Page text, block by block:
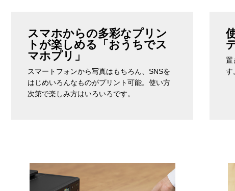
スマホからの多彩なプリン
トが楽しめる「おうちでス
マホプリ」
スマートフォンから写真はもちろん、SNSを
はじめいろんなものがプリント可能。使い方
次第で楽しみ方はいろいろです。
置
す